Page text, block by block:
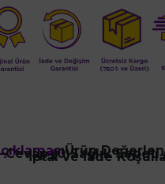
Ürün
Cevap (0)Sağlık
İptal ve İade